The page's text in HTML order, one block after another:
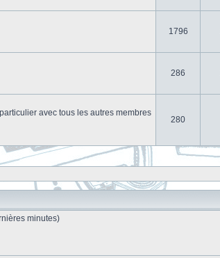
1796
286
avec tous les autres membres
280
minutes)